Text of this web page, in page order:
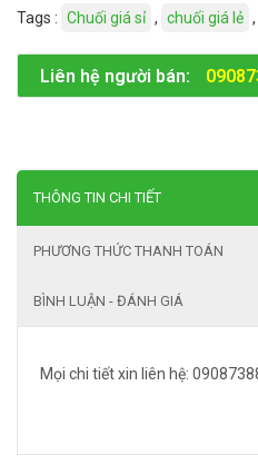
Tags : Chuối giá sỉ , chuối giá lẻ ,
Liên hệ người bán:
THÔNG TIN CHI TIẾT
PHƯƠNG THỨC THANH TOÁN
BÌNH LUẬN - ĐÁNH GIÁ
Mọi chi tiết xin liên hệ: